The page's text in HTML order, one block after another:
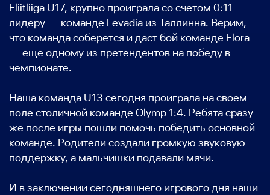
Eliitliiga U17, крупно проиграла со счетом 0:11
лидеру — команде Levadia из Таллинна. Верим,
что команда соберется и даст бой команде Flora
— еще одному из претендентов на победу в
чемпионате.
Наша команда U13 сегодня проиграла на своем
поле столичной команде Olymp 1:4. Ребята сразу
же после игры пошли помочь победить основной
команде. Родители создали громкую звуковую
поддержку, а мальчишки подавали мячи.
И в заключении сегодняшнего игрового дня наши